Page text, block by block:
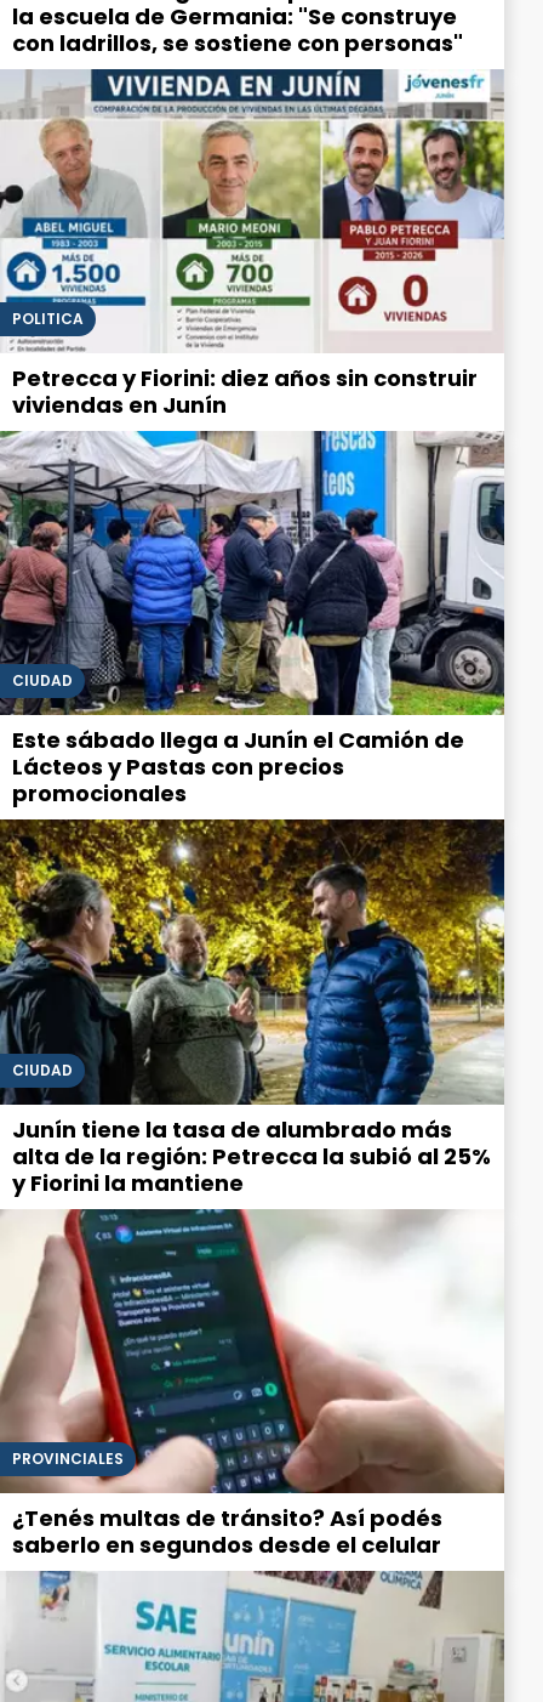
la escuela de Germania: "Se construye
con ladrillos, se sostiene con personas"
POLITICA
Petrecca y Fiorini: diez años sin construir
viviendas en Junín
CIUDAD
Este sábado llega a Junín el Camión de
Lácteos y Pastas con precios
promocionales
CIUDAD
Junín tiene la tasa de alumbrado más
alta de la región: Petrecca la subió al 25%
y Fiorini la mantiene
PROVINCIALES
¿Tenés multas de tránsito? Así podés
saberlo en segundos desde el celular